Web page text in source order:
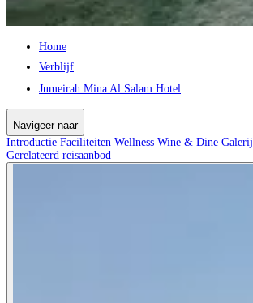
Home
Verblijf
Jumeirah Mina Al Salam Hotel
Navigeer naar
Introductie Faciliteiten Wellness Wine & Dine Galerij
Gerelateerd reisaanbod